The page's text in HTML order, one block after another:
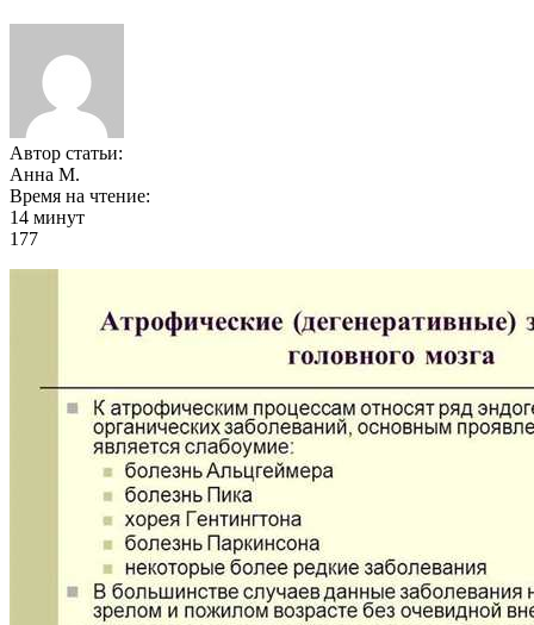
Автор статьи:
Анна М.
Время на чтение:
14 минут
177